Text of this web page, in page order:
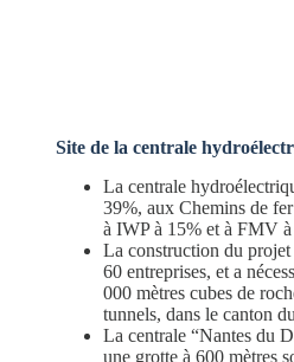
Site de la centrale
La centrale
39%, aux Chemins de
à IWP à 15% et à FMV
La construction du
60 entreprises, et a
000 mètres cubes de
tunnels, dans le canton
La centrale “Nantes du
une grotte à 600 mètres